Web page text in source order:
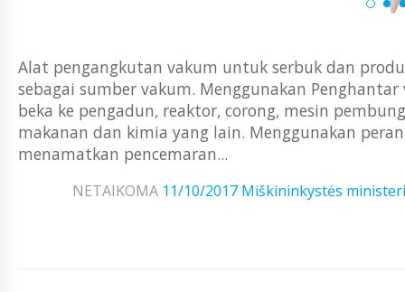
Alat pengangkutan vakum untuk serbuk dan
sebagai sumber vakum. Menggunakan
beka ke pengadun, reaktor, corong, mesin
makanan dan kimia yang lain. Menggunakan
menamatkan pencemaran...
NETAIKOMA 11/10/2017 Miškininkystės